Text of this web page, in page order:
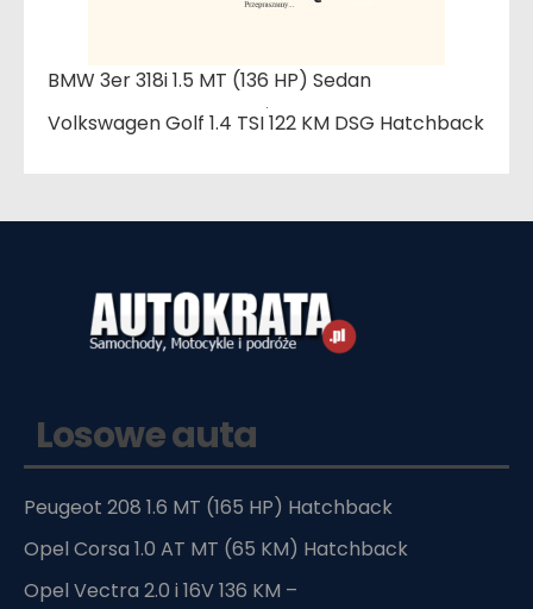
BMW 3er 318i 1.5 MT (136 HP) Sedan
Volkswagen Golf 1.4 TSI 122 KM DSG Hatchback
Losowe auta
Peugeot 208 1.6 MT (165 HP) Hatchback
Opel Corsa 1.0 AT MT (65 KM) Hatchback
Opel Vectra 2.0 i 16V 136 KM –